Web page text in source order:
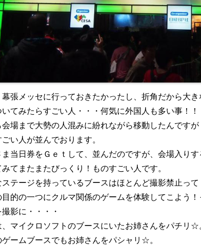
幕張メッセに行っておきたかったし、折角だから大
てみたらすごい人・・・何気に外国人も多い事！！
場まで大勢の人混みに紛れながら移動したんですが
ごい人が並んでおります。
当日券をＧｅｔして、並んだのですが、会場入りす
みてまたまたびっくり！ものすごい人です。
ステージを持っているブースはほとんど撮影禁止って
目的の一つにクルマ関係のゲームを体験してこよう
影に・・・・
、マイクロソフトのブースにいたお姉さんをパチリ
ゲームブースでもお姉さんをパシャリ☆。